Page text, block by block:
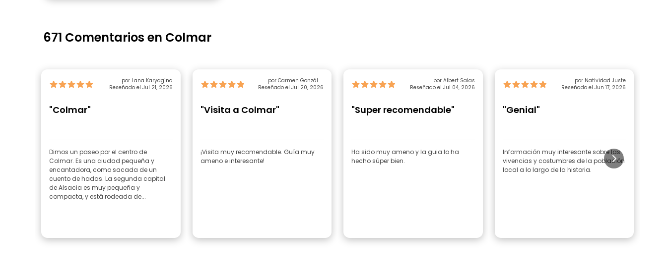
671 Comentarios en Colmar
por Lana Karyagina
Reseñado el Jul 21, 2026
"Colmar"
Dimos un paseo por el centro de
Colmar. Es una ciudad pequeña y
encantadora, como sacada de un
cuento de hadas. La segunda capital
de Alsacia es muy pequeña y
compacta, y está rodeada de...
por Carmen González
Carrasco
Reseñado el Jul 20, 2026
"Visita a Colmar"
¡Visita muy recomendable. Guía muy
ameno e interesante!
por Albert Salas
Reseñado el Jul 04, 2026
"Super recomendable"
Ha sido muy ameno y la guia lo ha
hecho súper bien.
por Natividad Juste
Reseñado el Jun 17, 2026
"Genial"
Información muy interesante sobre las
vivencias y costumbres de la población
local a lo largo de la historia.